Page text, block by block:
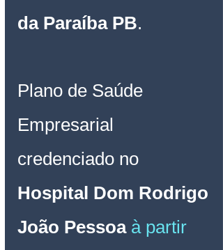
da Paraíba PB.
Plano de Saúde
Empresarial
credenciado no
Hospital Dom Rodrigo
João Pessoa à partir